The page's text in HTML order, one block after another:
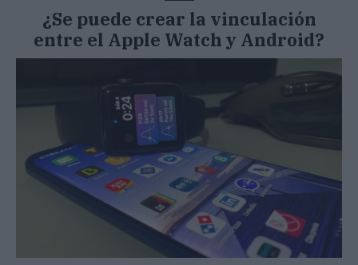
¿Se puede crear la vinculación
entre el Apple Watch y Android?